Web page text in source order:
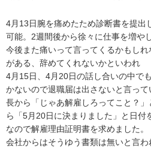
4月13日腕を痛めたため診断書を提出
可能。2週間後から徐々に仕事を増や
今後また痛いって言ってくるかもし
がある、辞めてくれないかといわれ
4月15日、4月20日の話し合いの中で
かないので退職届は出さないと言っ
長から「じゃあ解雇しろってこと？
ら「5月20日に決まりました」と日付
なので解雇理由証明書を求めました。
会社からはそうゆう書類は無いと言わ